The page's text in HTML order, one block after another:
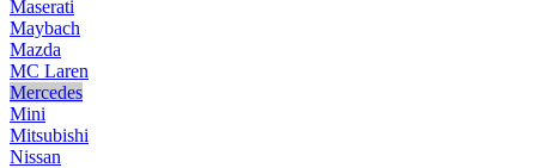
Maserati
Maybach
Mazda
MC Laren
Mercedes
Mini
Mitsubishi
Nissan